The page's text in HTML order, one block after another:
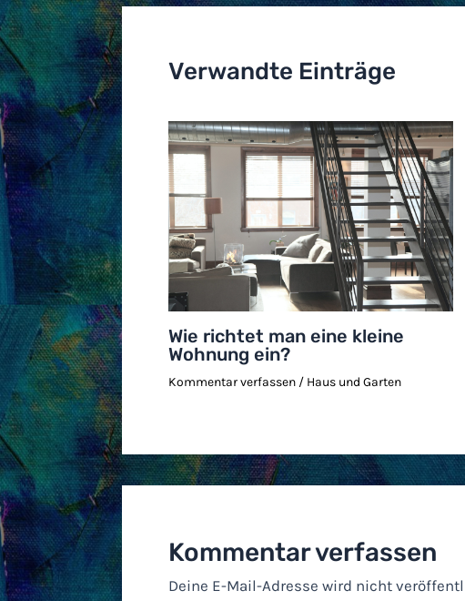
Verwandte Einträge
Wie richtet man eine kleine
Wohnung ein?
Kommentar verfassen / Haus und Garten
Kommentar verfassen
Deine E-Mail-Adresse wird nicht